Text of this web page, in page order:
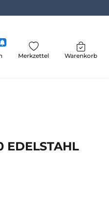
Merkzettel Warenkorb
EDELSTAHL